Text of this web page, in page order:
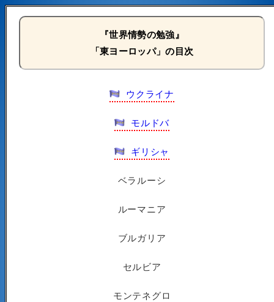
『世界情勢の勉強』
「東ヨーロッパ」の目次
ウクライナ
モルドバ
ギリシャ
ベラルーシ
ルーマニア
ブルガリア
セルビア
モンテネグロ